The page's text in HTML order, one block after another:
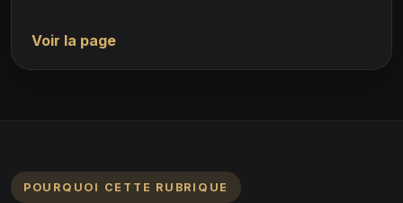
Voir la page
POURQUOI CETTE RUBRIQUE